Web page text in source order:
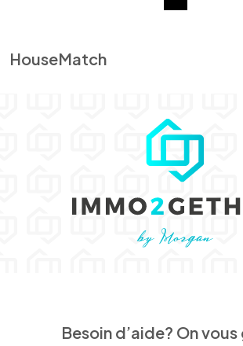
HouseMatch
Besoin d’aide? On